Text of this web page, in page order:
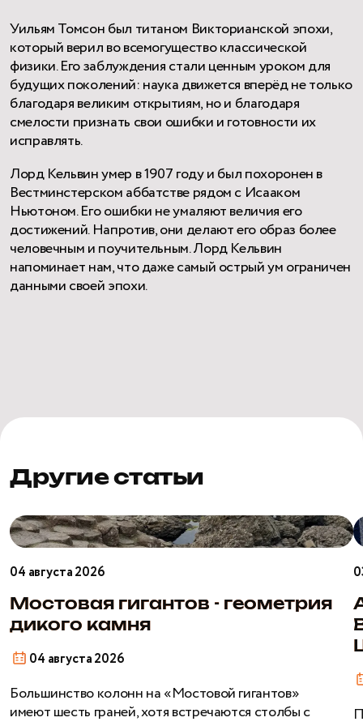
Уильям Томсон был титаном Викторианской эпохи,
который верил во всемогущество классической
физики. Его заблуждения стали ценным уроком для
будущих поколений: наука движется вперёд не только
благодаря великим открытиям, но и благодаря
смелости признать свои ошибки и готовности их
исправлять.
Лорд Кельвин умер в 1907 году и был похоронен в
Вестминстерском аббатстве рядом с Исааком
Ньютоном. Его ошибки не умаляют величия его
достижений. Напротив, они делают его образ более
человечным и поучительным. Лорд Кельвин
напоминает нам, что даже самый острый ум ограничен
данными своей эпохи.
Другие статьи
Мостовая
гигантов
геометрия
дикого
камня
04 августа 2026
Мостовая гигантов - геометрия
дикого камня
04 августа 2026
Большинство колонн на «Мостовой гигантов»
имеют шесть граней, хотя встречаются столбы с